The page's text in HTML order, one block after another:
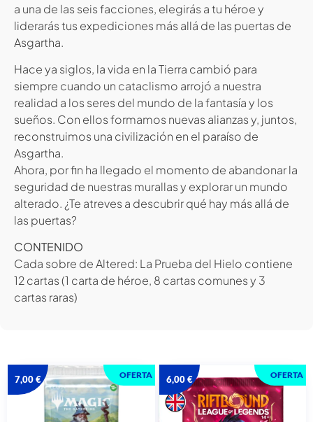
a una de las seis facciones, elegirás a tu héroe y
liderarás tus expediciones más allá de las puertas de
Asgartha.
Hace ya siglos, la vida en la Tierra cambió para
siempre cuando un cataclismo arrojó a nuestra
realidad a los seres del mundo de la fantasía y los
sueños. Con ellos formamos nuevas alianzas y, juntos,
reconstruimos una civilización en el paraíso de
Asgartha.
Ahora, por fin ha llegado el momento de abandonar la
seguridad de nuestras murallas y explorar un mundo
alterado. ¿Te atreves a descubrir qué hay más allá de
las puertas?
CONTENIDO
Cada sobre de Altered: La Prueba del Hielo contiene
12 cartas (1 carta de héroe, 8 cartas comunes y 3
cartas raras)
OFERTA
7,00€ OFERTA
6,00€